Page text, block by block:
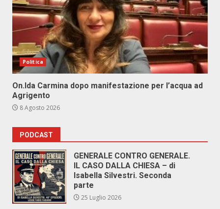
Politica
On.Ida Carmina dopo manifestazione per l’acqua ad
Agrigento
8 Agosto 2026
PODCAST
GENERALE CONTRO GENERALE.
IL CASO DALLA CHIESA – di
Isabella Silvestri. Seconda
parte
25 Luglio 2026